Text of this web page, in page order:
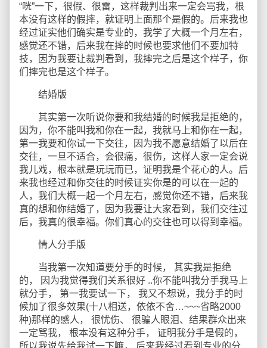
“咣”一下，很假、很雷，这样裁判出来一定会骂我，根
本没有这样的假摔，就证明上面那个是假的。后来我也
经过证实他们确实是专业的，我学了大概一个月左右，
感觉还不错，后来我在摔的时候也要求他们不要加特
技，因为我要让裁判看到，我摔完之后是这个样子，你
们摔完也是这个样子。
结婚版
其实第一次听说你要和我结婚的时候我是拒绝的，
因为，你不能叫我和你在一起，我就马上和你在一起，
第一我要和你试一下交往，因为我不愿意结婚了以后在
交往，一旦不适合，会很痛，很伤，这样人家一定会说
我儿戏，根本就是玩玩而已，证明我是个花心的人。后
来我也经过和你交往的时候证实你是的可以在一起的
人，我们大概一起一个月左右，感觉你还不错，后来我
真的想和你结婚了，因为我要让大家看到，我们交往过
后，我真的很幸福。你们真心的交往也可以得到幸福。
情人分手版
当我第一次知道要分手的时候， 其实我是拒绝
的， 因为我觉得我们关系很好 ..你不能叫我分手我马上
就分手， 第一我要试一下， 我又不想说，我分手的时
候加了很多效果(十八相送，依依不舍…~~~省略2000
种)那样的感人， 很忧伤、 很骗人眼泪、结果群众出来
一定骂我， 根本没有这种分手， 证明我分手是假的，
所以我说先给我试一下嘛， 后来我经过看到专业的分